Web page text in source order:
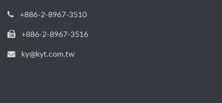
+886-2-8967-3510
+886-2-8967-3516
ky@kyt.com.tw